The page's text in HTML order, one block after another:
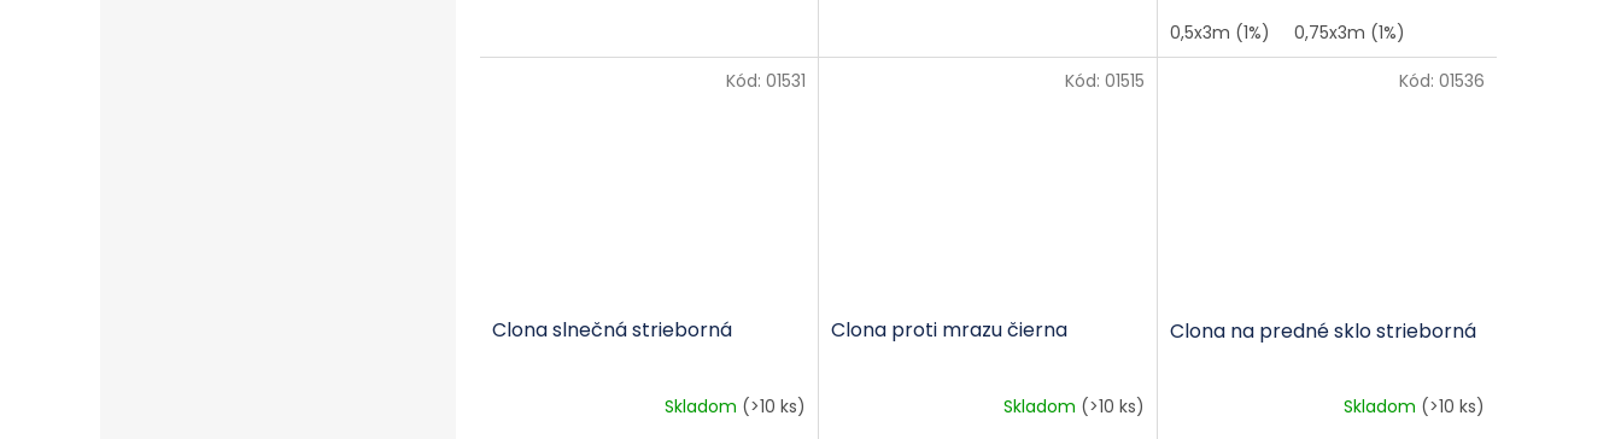
0,5x3m (1%)
0,75x3m (1%)
Clona slnečná strieborná
Skladom (>10 ks)
Kód: 01531
Clona proti mrazu čierna
Skladom (>10 ks)
Kód: 01515
Clona na predné sklo strieborná
Skladom (>10 ks)
Kód: 01536